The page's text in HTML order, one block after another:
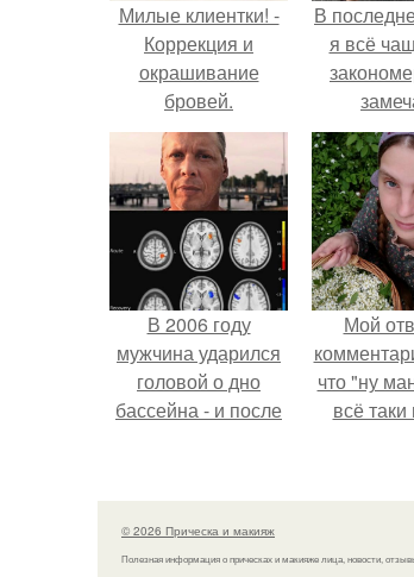
Милые клиентки! -
Коррекция и
окрашивание
бровей.
В
я всё
В 2006 году
мужчина ударился
головой о дно
бассейна - и после
странным образом.
Мой
что "ну
всё
© 2026 Прическа и макияж
Полезная информация о прическах и макияже лица, новости,